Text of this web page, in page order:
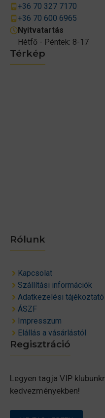
Térkép
Rólunk
Kapcsolat
Szállítási információk
Adatkezelési tájékoztató
ÁSZF
Impresszum
Elállás a vásárlástól
+36 70 327 7170
+36 70 600 6965
Nyitvatartás
Hétfő - Péntek: 8-17
Regisztráció
Legyen tagja VIP
kedvezményekben!